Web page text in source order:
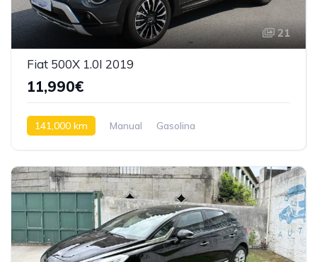
21
Fiat 500X 1.0I 2019
11,990€
141,000 km Manual
Gasolina